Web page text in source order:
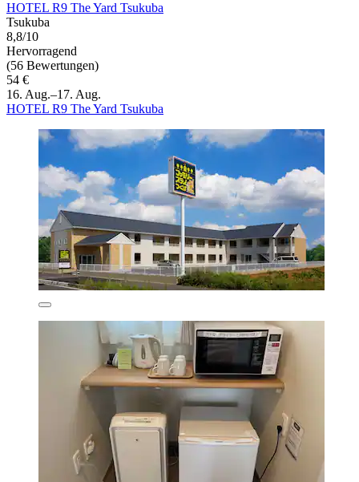
HOTEL R9 The Yard Tsukuba
Tsukuba
8,8/10
Hervorragend
(56 Bewertungen)
54 €
16. Aug.–17. Aug.
HOTEL R9 The Yard Tsukuba